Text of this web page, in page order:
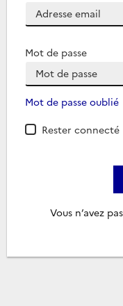
Mot de passe
Mot de passe oublié
Rester connecté
Vous n’avez